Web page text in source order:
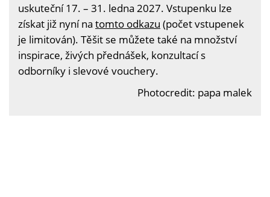
uskuteční 17. – 31. ledna 2027. Vstupenku lze
získat již nyní na tomto odkazu (počet vstupenek
je limitován). Těšit se můžete také na množství
inspirace, živých přednášek, konzultací s
odborníky i slevové vouchery.
Photocredit: papa malek